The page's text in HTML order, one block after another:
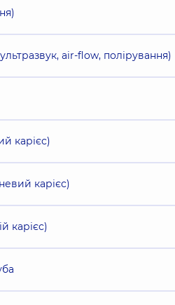
air-flow, полірування)
карієс)
карієс)
карієс)